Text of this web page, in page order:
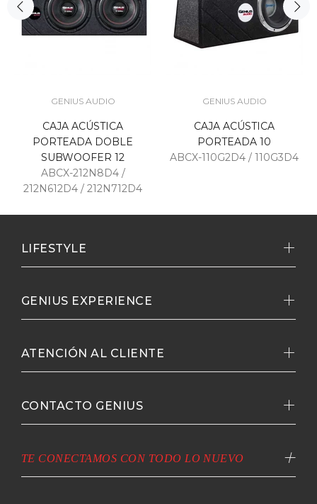
GENIUS AUDIO
CAJA ACÚSTICA
PORTEADA DOBLE
SUBWOOFER 12
ABCX-212N8D4 /
212N612D4 / 212N712D4
GENIUS AUDIO
CAJA ACÚSTICA
PORTEADA 10
ABCX-110G2D4 / 110G3D4
TE CONECTAMOS CON TODO LO NUEVO
LIFESTYLE
GENIUS EXPERIENCE
ATENCIÓN AL CLIENTE
CONTACTO GENIUS